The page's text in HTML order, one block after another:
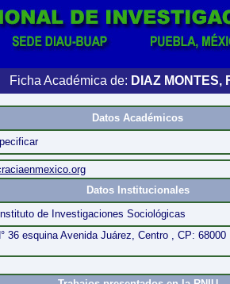
Ficha Académica de: DIAZ MONTES,
Datos Académicos
Datos Institucionales
de Investigaciones Sociológicas
36 esquina Avenida Juárez, Centro , CP: 68000